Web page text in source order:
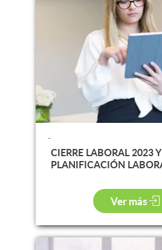
-
CIERRE LABORAL 2023 Y
PLANIFICACIÓN
Ver más